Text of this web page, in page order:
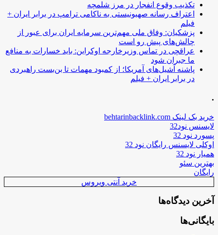
تکذیب وقوع انفجار در مرز شلمچه
اعتراف رسانه صهیونیستی به ناکامی ترامپ در برابر ایران +
فیلم
پزشکیان: وفاق ملی مهم‌ترین سرمایه ایران برای عبور از
چالش‌های پیش رو است
عراقچی در تماس وزیرخارجه اوکراین: باید خسارات به منافع
ما جبران شود
پاشنه آشیل‌های آمریکا؛ از کمبود مهمات تا بن‌بست راهبردی
در برابر ایران + فیلم
.
خرید بک لینک behtarinbacklink.com
لایسنس نود32
پسورد نود 32
اوکلی لایسنس رایگان نود 32
همیار نود 32
بهترین سئو
رایگان
خرید آنتی ویروس
آخرین دیدگاه‌ها
بایگانی‌ها